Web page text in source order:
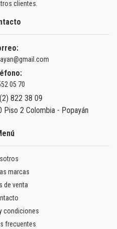
clientes.
05 70
822 38 09
Piso 2 Colombia - Popayán
marcas
de venta
condiciones
frecuentes